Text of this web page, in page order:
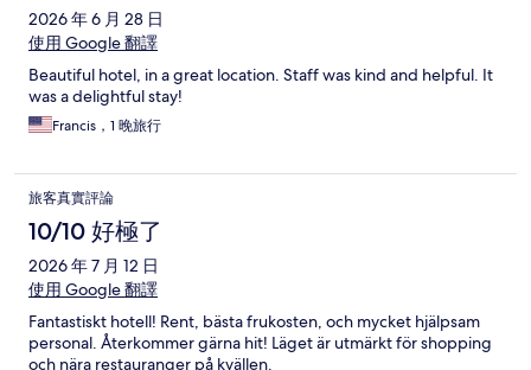
2026 年 6 月 28 日
使用 Google 翻譯
Beautiful hotel, in a great location. Staff was kind and helpful. It
was a delightful stay!
Francis，1 晚旅行
旅客真實評論
10/10 好極了
2026 年 7 月 12 日
使用 Google 翻譯
Fantastiskt hotell! Rent, bästa frukosten, och mycket hjälpsam
personal. Återkommer gärna hit! Läget är utmärkt för shopping
och nära restauranger på kvällen.